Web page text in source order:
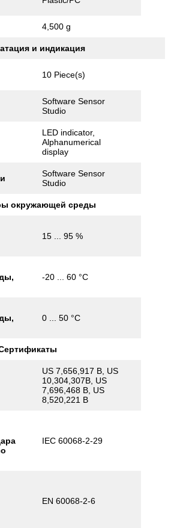
4,500 g
и индикация
10 Piece(s)
Software Sensor
Studio
LED indicator,
Alphanumerical
display
Software Sensor
Studio
окружающей среды
15 ... 95 %
-20 ... 60 °C
0 ... 50 °C
US 7,656,917 B, US
10,304,307B, US
7,696,468 B, US
8,520,221 B
IEC 60068-2-29
EN 60068-2-6